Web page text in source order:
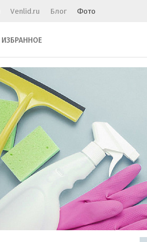
Venlid.ru Блог Фото
ИЗБРАННОЕ